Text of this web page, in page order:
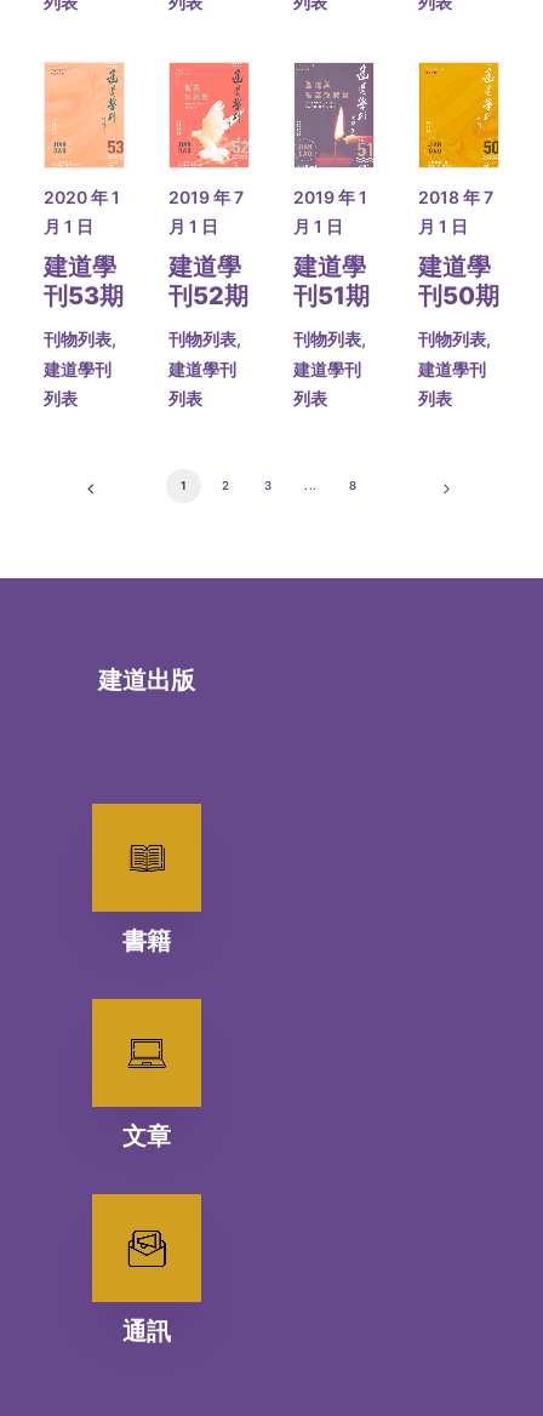
2020 年 1
月 1 日
建道學
刊53期
刊物列表,
建道學刊
列表
2019 年 7
月 1 日
建道學
刊52期
刊物列表,
建道學刊
列表
2019 年 1
月 1 日
建道學
刊51期
刊物列表,
建道學刊
列表
2018 年 7
月 1 日
建道學
刊50期
刊物列表,
建道學刊
列表
1 2 3 ... 8
建道出版
書籍
文章
通訊